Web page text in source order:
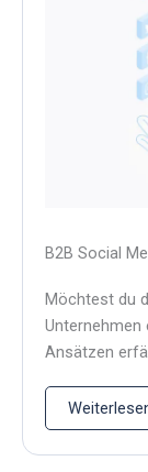
B2B Social
Möchtest du
Unternehmen
Ansätzen